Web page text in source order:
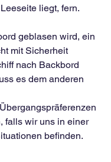
liegt, fern.
geblasen wird, ein
mit Sicherheit
nach Backbord
es dem anderen
falls wir uns in einer
befinden.